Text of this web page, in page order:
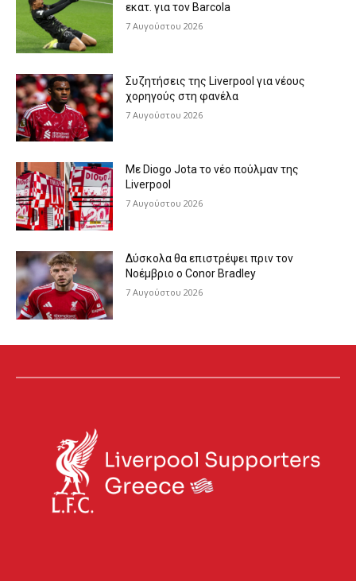
εκατ. για τον Barcola
7 Αυγούστου 2026
Συζητήσεις της Liverpool για νέους
χορηγούς στη φανέλα
7 Αυγούστου 2026
Με Diogo Jota το νέο πούλμαν της
Liverpool
7 Αυγούστου 2026
Δύσκολα θα επιστρέψει πριν τον
Νοέμβριο ο Conor Bradley
7 Αυγούστου 2026